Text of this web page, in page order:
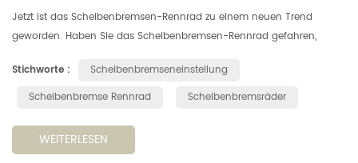
Jetzt ist das Scheibenbremsen-Rennrad zu einem neuen Trend
geworden. Haben Sie das Scheibenbremsen-Rennrad gefahren,
nicht nach jemande...
Stichworte :
Scheibenbremseneinstellung
Scheibenbremse Rennrad
Scheibenbremsräder
WEITERLESEN